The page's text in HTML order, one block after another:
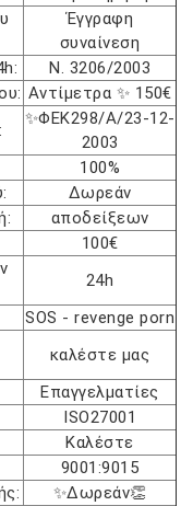
Έγγραφη
συναίνεση
Ν. 3206/2003
Αντίμετρα ✨ 150€
✨ΦΕΚ298/Α/23-12-
2003
100%
Δωρεάν
αποδείξεων
100€
24h
SOS - revenge porn
καλέστε μας
Επαγγελματίες
ISO27001
Καλέστε
9001:9015
✨Δωρεάν👏